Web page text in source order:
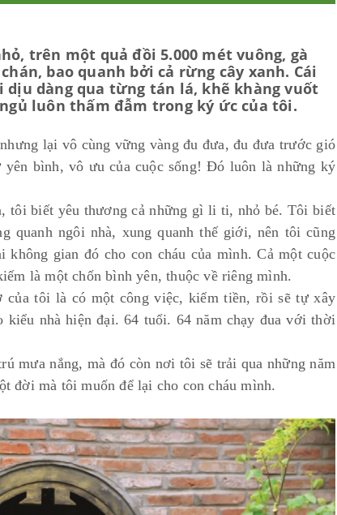
trên một quả đồi 5.000 mét vuông, gà
bao quanh bởi cả rừng cây xanh. Cái
dàng qua từng tán lá, khẽ khàng vuốt
luôn thấm đẫm trong ký ức của tôi.
lại vô cùng vững vàng đu đưa, đu đưa trước gió
bình, vô ưu của cuộc sống! Đó luôn là những ký
tôi biết yêu thương cả những gì li ti, nhỏ bé. Tôi biết
quanh ngôi nhà, xung quanh thế giới, nên tôi cũng
gian đó cho con cháu của mình. Cả một cuộc
là một chốn bình yên, thuộc về riêng mình.
tôi là có một công việc, kiếm tiền, rồi sẽ tự xây
nhà hiện đại. 64 tuổi. 64 năm chạy đua với thời
mưa nắng, mà đó còn nơi tôi sẽ trải qua những năm
đời mà tôi muốn để lại cho con cháu mình.